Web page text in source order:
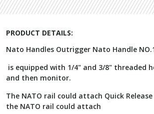
PRODUCT DETAILS:
Nato Handles Outrigger Nato Handle
is equipped with 1/4" and 3/8" threaded
and then monitor.
The NATO rail could attach Quick
the NATO rail could attach